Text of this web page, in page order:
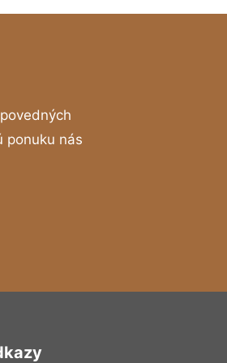
ponuku nás